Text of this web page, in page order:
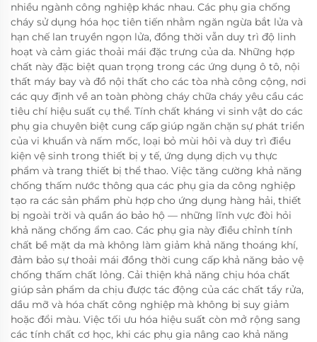
nhiều ngành công nghiệp khác nhau. Các phụ gia chống
cháy sử dụng hóa học tiên tiến nhằm ngăn ngừa bắt lửa và
hạn chế lan truyền ngọn lửa, đồng thời vẫn duy trì độ linh
hoạt và cảm giác thoải mái đặc trưng của da. Những hợp
chất này đặc biệt quan trọng trong các ứng dụng ô tô, nội
thất máy bay và đồ nội thất cho các tòa nhà công cộng, nơi
các quy định về an toàn phòng cháy chữa cháy yêu cầu các
tiêu chí hiệu suất cụ thể. Tính chất kháng vi sinh vật do các
phụ gia chuyên biệt cung cấp giúp ngăn chặn sự phát triển
của vi khuẩn và nấm mốc, loại bỏ mùi hôi và duy trì điều
kiện vệ sinh trong thiết bị y tế, ứng dụng dịch vụ thực
phẩm và trang thiết bị thể thao. Việc tăng cường khả năng
chống thấm nước thông qua các phụ gia da công nghiệp
tạo ra các sản phẩm phù hợp cho ứng dụng hàng hải, thiết
bị ngoài trời và quần áo bảo hộ — những lĩnh vực đòi hỏi
khả năng chống ẩm cao. Các phụ gia này điều chỉnh tính
chất bề mặt da mà không làm giảm khả năng thoáng khí,
đảm bảo sự thoải mái đồng thời cung cấp khả năng bảo vệ
chống thấm chất lỏng. Cải thiện khả năng chịu hóa chất
giúp sản phẩm da chịu được tác động của các chất tẩy rửa,
dầu mỡ và hóa chất công nghiệp mà không bị suy giảm
hoặc đổi màu. Việc tối ưu hóa hiệu suất còn mở rộng sang
các tính chất cơ học, khi các phụ gia nâng cao khả năng